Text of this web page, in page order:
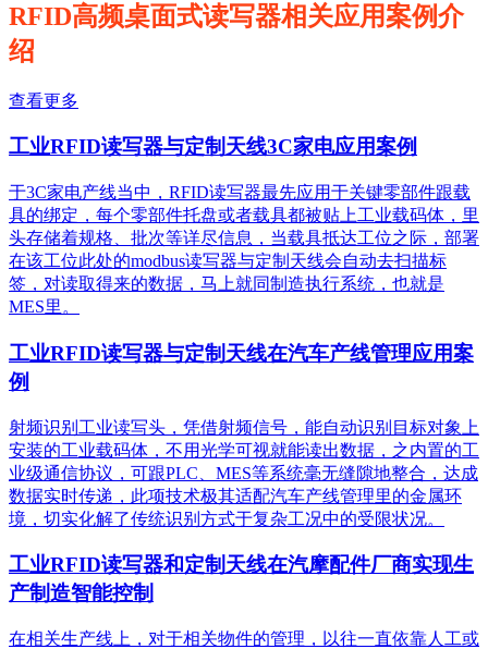
RFID高频桌面式读写器相关应用案例介
绍
查看更多
工业RFID读写器与定制天线3C家电应用案例
于3C家电产线当中，RFID读写器最先应用于关键零部件跟载
具的绑定，每个零部件托盘或者载具都被贴上工业载码体，里
头存储着规格、批次等详尽信息，当载具抵达工位之际，部署
在该工位此处的modbus读写器与定制天线会自动去扫描标
签，对读取得来的数据，马上就同制造执行系统，也就是
MES里。
工业RFID读写器与定制天线在汽车产线管理应用案
例
射频识别工业读写头，凭借射频信号，能自动识别目标对象上
安装的工业载码体，不用光学可视就能读出数据，之内置的工
业级通信协议，可跟PLC、MES等系统毫无缝隙地整合，达成
数据实时传递，此项技术极其适配汽车产线管理里的金属环
境，切实化解了传统识别方式于复杂工况中的受限状况。
工业RFID读写器和定制天线在汽摩配件厂商实现生
产制造智能控制
在相关生产线上，对于相关物件的管理，以往一直依靠人工或